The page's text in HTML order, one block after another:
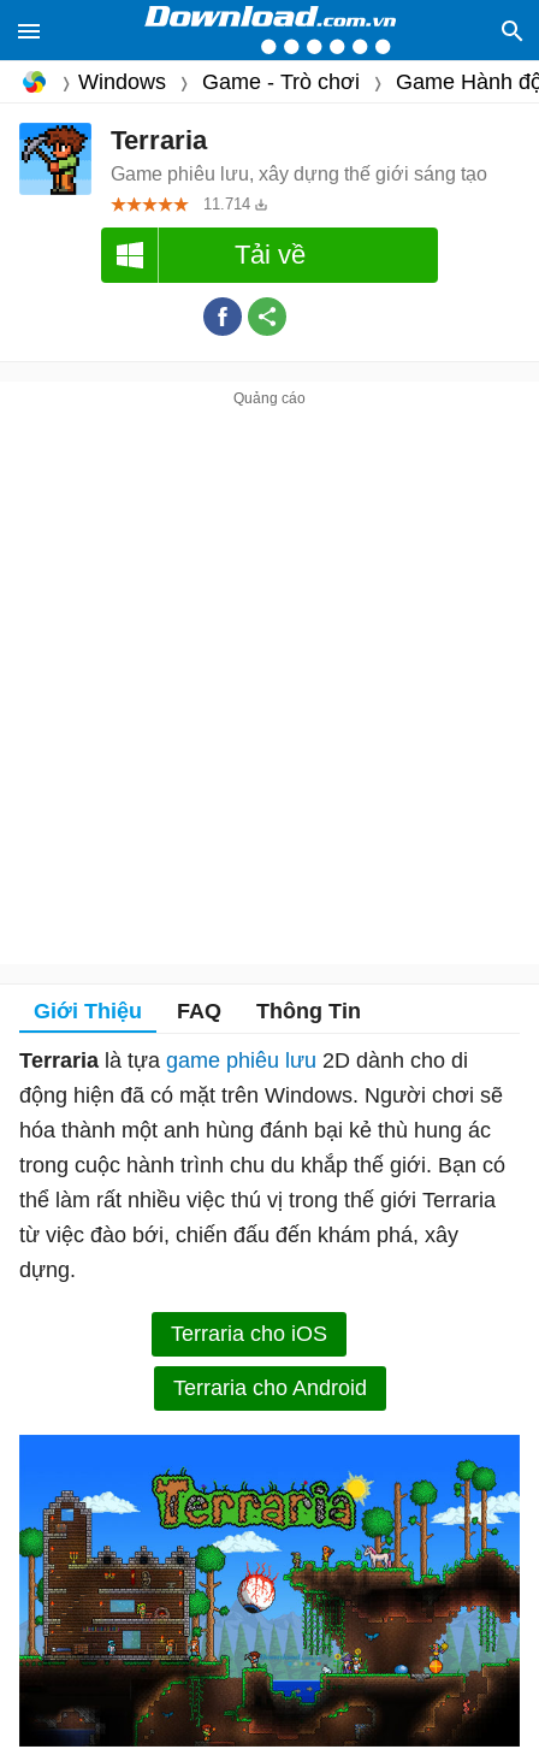
Windows Game - Trò chơi Game Hành
Terraria
Game phiêu lưu, xây dựng thế giới sáng tạo
11.714
Tải về
Giới Thiệu FAQ Thông Tin
Terraria là tựa game phiêu lưu 2D dành cho di
động hiện đã có mặt trên Windows. Người chơi sẽ
hóa thành một anh hùng đánh bại kẻ thù hung ác
trong cuộc hành trình chu du khắp thế giới. Bạn có
thể làm rất nhiều việc thú vị trong thế giới Terraria
từ việc đào bới, chiến đấu đến khám phá, xây
dựng.
Terraria cho iOS
Terraria cho Android